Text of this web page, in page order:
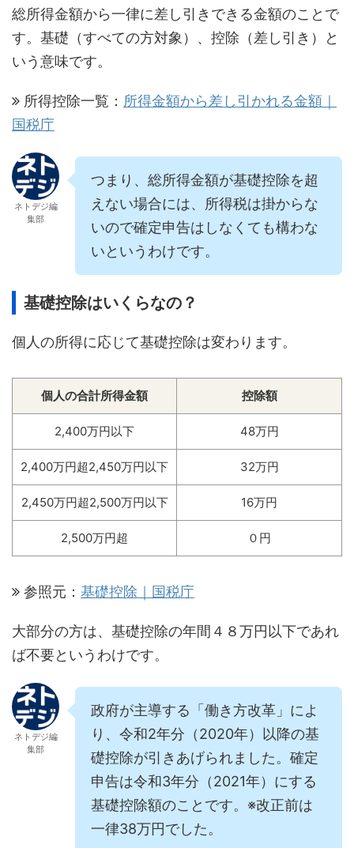
総所得金額から一律に差し引きできる金額のことで
す。基礎（すべての方対象）、控除（差し引き）と
いう意味です。
所得控除一覧： 所得金額から差し引かれる金額｜
国税庁
ネトデジ編
集部
つまり、総所得金額が基礎控除を超
えない場合には、所得税は掛からな
いので確定申告はしなくても構わな
いというわけです。
基礎控除はいくらなの？
個人の所得に応じて基礎控除は変わります。
個人の合計所得金額 控除額
2,400万円以下 48万円
2,400万円超2,450万円以下 32万円
2,450万円超2,500万円以下 16万円
2,500万円超 ０円
参照元： 基礎控除｜国税庁
大部分の方は、基礎控除の年間４８万円以下であれ
ば不要というわけです。
ネトデジ編
集部
政府が主導する「働き方改革」によ
り、令和2年分（2020年）以降の基
礎控除が引きあげられました。確定
申告は令和3年分（2021年）にする
基礎控除額のことです。※改正前は
一律38万円でした。